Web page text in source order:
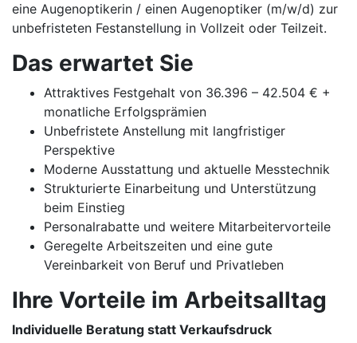
eine Augenoptikerin / einen Augenoptiker (m/w/d) zur
unbefristeten Festanstellung in Vollzeit oder Teilzeit.
Das erwartet Sie
Attraktives Festgehalt von 36.396 – 42.504 € +
monatliche Erfolgsprämien
Unbefristete Anstellung mit langfristiger
Perspektive
Moderne Ausstattung und aktuelle Messtechnik
Strukturierte Einarbeitung und Unterstützung
beim Einstieg
Personalrabatte und weitere Mitarbeitervorteile
Geregelte Arbeitszeiten und eine gute
Vereinbarkeit von Beruf und Privatleben
Ihre Vorteile im Arbeitsalltag
Individuelle Beratung statt Verkaufsdruck